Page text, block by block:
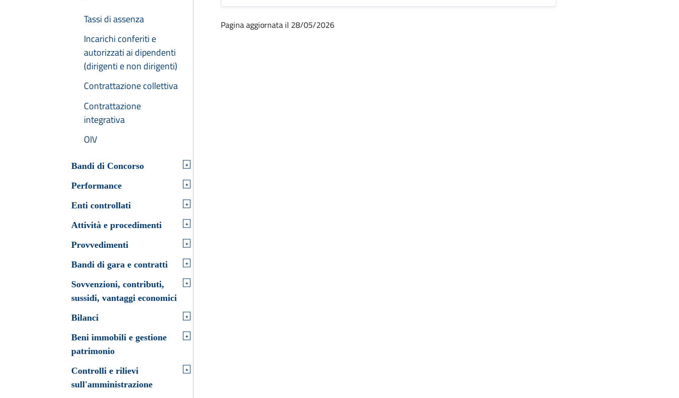
Tassi di assenza
Incarichi conferiti e
autorizzati ai dipendenti
(dirigenti e non dirigenti)
Contrattazione collettiva
Contrattazione
integrativa
OIV
Bandi di Concorso +
Performance +
Enti controllati +
Attività e procedimenti +
Provvedimenti +
Bandi di gara e contratti +
Sovvenzioni, contributi,
sussidi, vantaggi economici
+
Bilanci +
Beni immobili e gestione
patrimonio
+
Controlli e rilievi
sull'amministrazione
+
Pagina aggiornata il 28/05/2026